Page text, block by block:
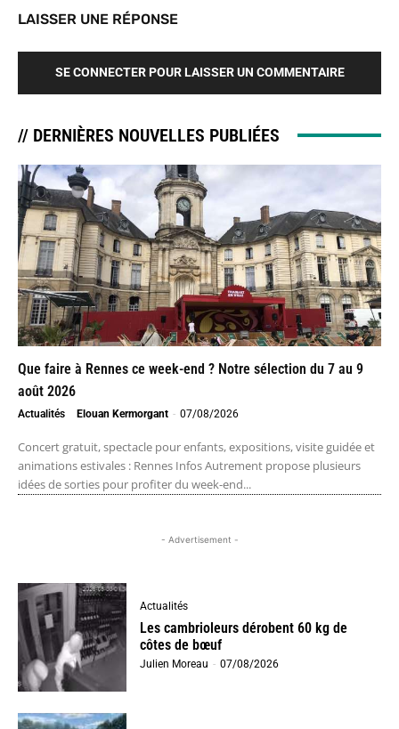
LAISSER UNE RÉPONSE
SE CONNECTER POUR LAISSER UN COMMENTAIRE
// DERNIÈRES NOUVELLES PUBLIÉES
Que faire à Rennes ce week-end ? Notre sélection du 7 au 9
août 2026
Actualités Elouan Kermorgant - 07/08/2026
Concert gratuit, spectacle pour enfants, expositions, visite guidée et
animations estivales : Rennes Infos Autrement propose plusieurs
idées de sorties pour profiter du week-end...
- Advertisement -
Actualités
Les cambrioleurs dérobent 60 kg de
côtes de bœuf
Julien Moreau - 07/08/2026